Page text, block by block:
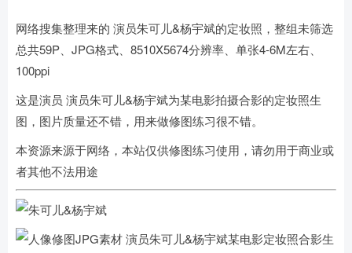
网络搜集整理来的 演员朱可儿&杨宇斌的定妆照，整组未筛选
总共59P、JPG格式、8510X5674分辨率、单张4-6M左右、
100ppi
这是演员 演员朱可儿&杨宇斌为某电影拍摄合影的定妆照生
图，图片质量还不错，用来做修图练习很不错。
本资源来源于网络，本站仅供修图练习使用，请勿用于商业或
者其他不法用途